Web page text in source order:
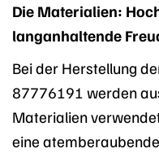
Die Materialien:
langanhaltende
Bei der Herstellung
87776191 werden
Materialien
eine